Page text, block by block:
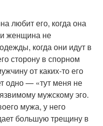
любит его, когда она
женщина не
когда они идут в
сторону в спорном
от каких-то его
одно — «тут меня не
мужскому эго.
мужа, у него
большую трещину в